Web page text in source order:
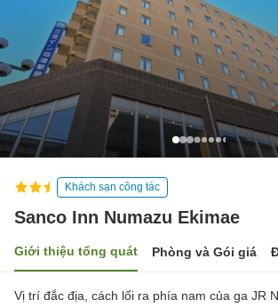
Khách sạn công tác
Sanco Inn Numazu Ekimae
Giới thiệu tổng quát Phòng và Gói giá
Vị trí đắc địa, cách lối ra phía nam của ga JR